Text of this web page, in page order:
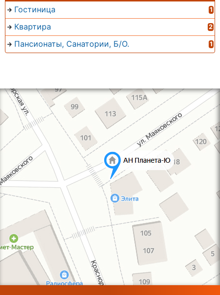
Гостиница 1
Квартира 2
Пансионаты, Санатории, Б/О. 1